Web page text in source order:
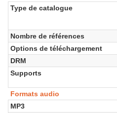
Type de catalogue
Nombre de références
Options de téléchargement
DRM
Supports
Formats audio
MP3